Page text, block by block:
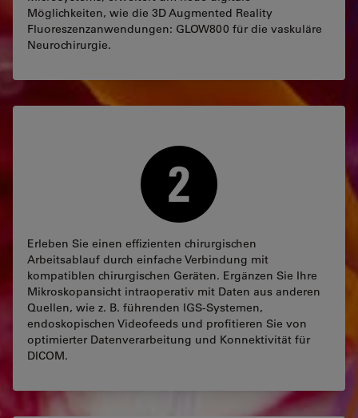
Möglichkeiten, wie die 3D Augmented Reality
Fluoreszenzanwendungen: GLOW800 für die vaskuläre
Neurochirurgie.
Erleben Sie einen effizienten chirurgischen
Arbeitsablauf durch einfache Verbindung mit
kompatiblen chirurgischen Geräten. Ergänzen Sie Ihre
Mikroskopansicht intraoperativ mit Daten aus anderen
Quellen, wie z. B. führenden IGS-Systemen,
endoskopischen Videofeeds und profitieren Sie von
optimierter Datenverarbeitung und Konnektivität für
DICOM.